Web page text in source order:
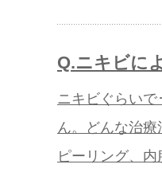
Q.ニキビに
ニキビぐらい
ん。どんな治
ピーリング、